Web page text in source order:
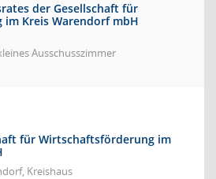
der Gesellschaft für
Kreis Warendorf mbH
Ausschusszimmer
für Wirtschaftsförderung im
Kreishaus